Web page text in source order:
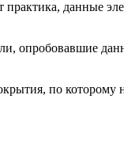
практика, данные
опробовавшие
по которому